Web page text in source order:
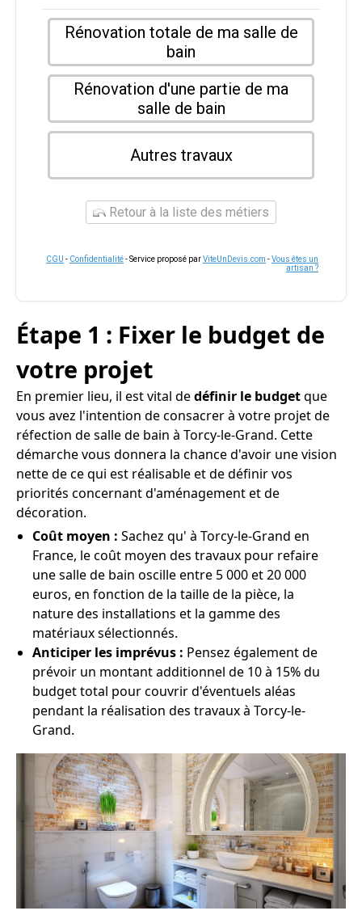
Rénovation totale de ma salle de
bain
Rénovation d'une partie de ma
salle de bain
Autres travaux
Retour à la liste des métiers
CGU - Confidentialité- Service proposé parViteUnDevis.com -Vous êtes un
artisan ?
Étape 1 : Fixer le budget de
votre projet
En premier lieu, il est vital dedéfinir le budgetque
vous avez l'intention de consacrer à votre projet de
réfection de salle de bain à Torcy-le-Grand. Cette
démarche vous donnera la chance d'avoir une vision
nette de ce qui est réalisable et de définir vos
priorités concernant d'aménagement et de
décoration.
Coût moyen : Sachez qu' à Torcy-le-Grand en
France, le coût moyen des travaux pour refaire
une salle de bain oscille entre 5 000 et 20 000
euros, en fonction de la taille de la pièce, la
nature des installations et la gamme des
matériaux sélectionnés.
Anticiper les imprévus : Pensez également de
prévoir un montant additionnel de 10 à 15% du
budget total pour couvrir d'éventuels aléas
pendant la réalisation des travaux à Torcy-le-
Grand.